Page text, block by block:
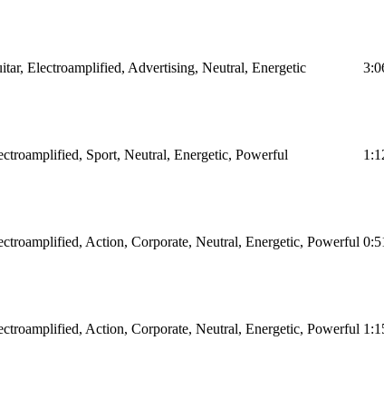
Electroamplified, Advertising, Neutral, Energetic
Sport, Neutral, Energetic, Powerful
Action, Corporate, Neutral, Energetic, Powerful
Action, Corporate, Neutral, Energetic, Powerful